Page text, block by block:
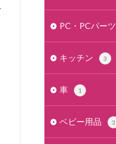
PC・PCパーツ
キッチン 3
車 1
ベビー用品 3